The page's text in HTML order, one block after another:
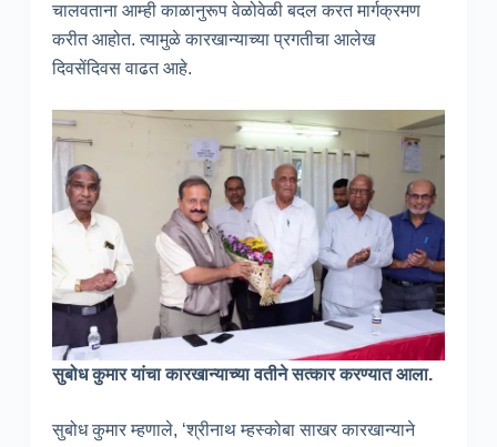
चालवताना आम्ही काळानुरूप वेळोवेळी बदल करत मार्गक्रमण
करीत आहोत. त्यामुळे कारखान्याच्या प्रगतीचा आलेख
दिवसेंदिवस वाढत आहे.
सुबोध कुमार यांचा कारखान्याच्या वतीने सत्कार करण्यात आला.
सुबोध कुमार म्हणाले, ‘श्रीनाथ म्हस्कोबा साखर कारखान्याने